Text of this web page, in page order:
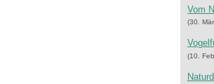
Vom
(30.
(10.